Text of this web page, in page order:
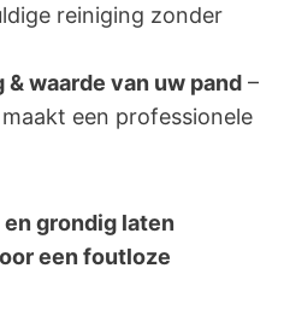
reiniging zonder
waarde van uw pand –
een professionele
grondig laten
een foutloze